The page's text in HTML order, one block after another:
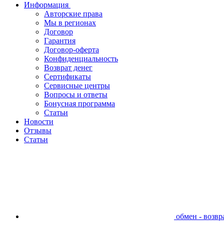
Информация
Авторские права
Мы в регионах
Договор
Гарантия
Договор-оферта
Конфиденциальность
Возврат денег
Сертификаты
Сервисные центры
Вопросы и ответы
Бонусная программа
Статьи
Новости
Отзывы
Статьи
обмен -